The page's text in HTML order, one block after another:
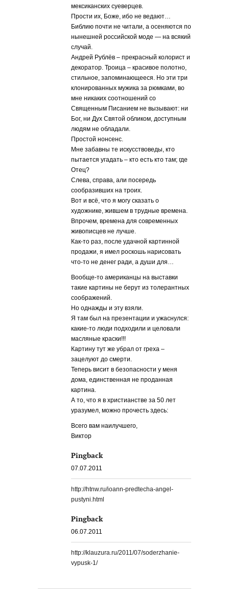
мексиканских суеверцев.
Прости их, Боже, ибо не ведают…
Библию почти не читали, а осеняются по
нынешней российской моде — на всякий
случай.
Андрей Рублёв – прекрасный колорист и
декоратор. Троица – красивое полотно,
стильное, запоминающееся. Но эти три
клонированных мужика за рюмками, во
мне никаких соотношений со
Священным Писанием не вызывают: ни
Бог, ни Дух Святой обликом, доступным
людям не обладали.
Простой нонсенс.
Мне забавны те искусствоведы, кто
пытается угадать – кто есть кто там; где
Отец?
Слева, справа, али посередь
сообразивших на троих.
Вот и всё, что я могу сказать о
художнике, жившем в трудные времена.
Впрочем, времена для современных
живописцев не лучше.
Как-то раз, после удачной картинной
продажи, я имел роскошь нарисовать
что-то не денег ради, а души для…
Вообще-то американцы на выставки
такие картины не берут из толерантных
соображений.
Но однажды и эту взяли.
Я там был на презентации и ужаснулся:
какие-то люди подходили и целовали
масляные краски!!!
Картину тут же убрал от греха –
зацелуют до смерти.
Теперь висит в безопасности у меня
дома, единственная не проданная
картина.
А то, что я в христианстве за 50 лет
уразумел, можно прочесть здесь:
Всего вам наилучшего,
Виктор
Pingback
07.07.2011
http://htnw.ru/ioann-predtecha-angel-
pustyni.html
Pingback
06.07.2011
http://klauzura.ru/2011/07/soderzhanie-
vypusk-1/